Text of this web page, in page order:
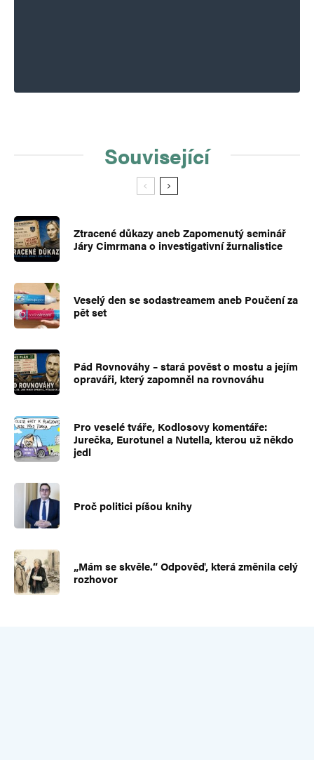
Související
Ztracené důkazy aneb Zapomenutý seminář
Járy Cimrmana o investigativní žurnalistice
Veselý den se sodastreamem aneb Poučení za
pět set
Pád Rovnováhy – stará pověst o mostu a jejím
opraváři, který zapomněl na rovnováhu
Pro veselé tváře, Kodlosovy komentáře:
Jurečka, Eurotunel a Nutella, kterou už někdo
jedl
Proč politici píšou knihy
„Mám se skvěle.“ Odpověď, která změnila celý
rozhovor